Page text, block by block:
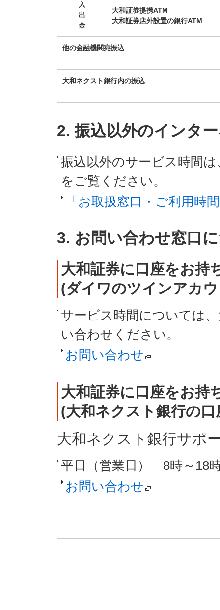
入
出
金
大和証券提携ATM
大和証券店外設置の銀行ATM
他の金融機関宛振込
大和ネクスト銀行内の振込
2. 振込以外のインタ
振込以外のサービス時間
をご覧ください。
「お取扱窓口・ご利用時
3. お問い合わせ窓口
大和証券に口座をお持
(ダイワのツインアカ
サービス時間については
い合わせください。
お問い合わせ
大和証券に口座をお持
(大和ネクスト銀行の
大和ネクスト銀行サポ
平日（営業日） 8時～18
お問い合わせ